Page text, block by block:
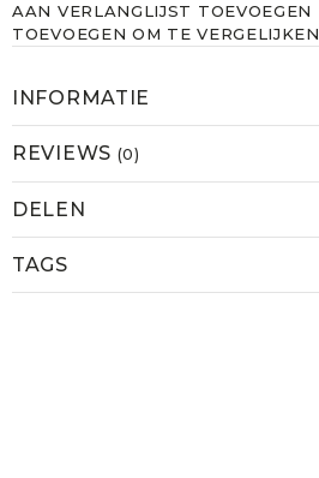
AAN VERLANGLIJST TOEVOEGEN
TOEVOEGEN OM TE VERGELIJKEN
INFORMATIE
REVIEWS (0)
DELEN
TAGS